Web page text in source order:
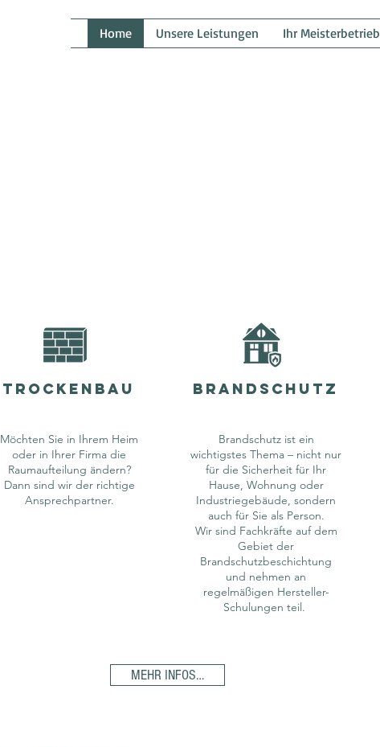
Home Unsere Leistungen Ihr Meisterbetrieb
Trockenbau
Möchten Sie in Ihrem Heim
oder in Ihrer Firma die
Raumaufteilung ändern?
Dann sind wir der richtige
Ansprechpartner.
brandschutz
Brandschutz ist ein
wichtigstes Thema – nicht nur
für die Sicherheit für Ihr
Hause, Wohnung oder
Industriegebäude, sondern
auch für Sie als Person.
Wir sind Fachkräfte auf dem
Gebiet der
Brandschutzbeschichtung
und nehmen an
regelmäßigen Hersteller-
Schulungen teil.
MEHR INFOS…